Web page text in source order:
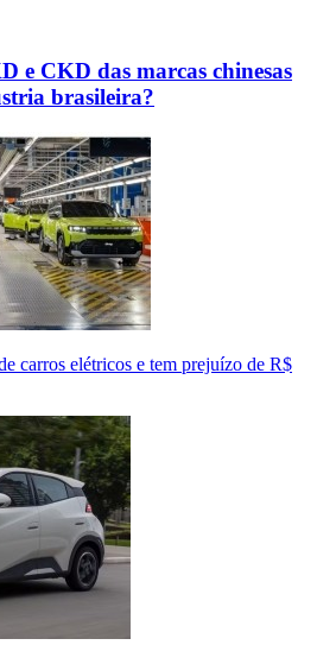
e CKD das marcas chinesas
brasileira?
carros elétricos e tem prejuízo de R$